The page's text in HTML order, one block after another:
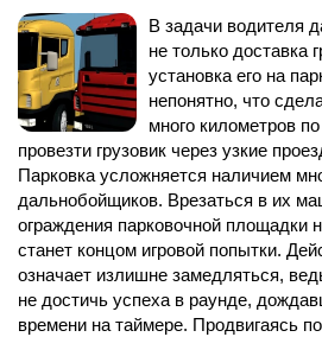
В задачи водителя
не только доставка
установка его на
непонятно, что
много километров
провезти грузовик через узкие
Парковка усложняется наличием
дальнобойщиков. Врезаться в их
ограждения парковочной площадки
станет концом игровой попытки.
означает излишне замедляться,
не достичь успеха в раунде,
времени на таймере. Продвигаясь